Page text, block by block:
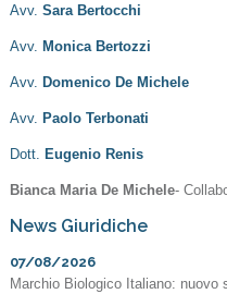
Avv. Sara Bertocchi
Avv. Monica Bertozzi
Avv. Domenico De Michele
Avv. Paolo Terbonati
Dott. Eugenio Renis
Bianca Maria De Michele-
News Giuridiche
07/08/2026
Marchio Biologico Italiano: nuovo